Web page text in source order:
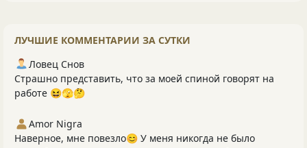
ЛУЧШИЕ КОММЕНТАРИИ ЗА СУТКИ
Ловец Снов
Страшно представить, что за моей спиной говорят на
работе 😆🫣🤔
Amor Nigra
Наверное, мне повезло😊 У меня никогда не было